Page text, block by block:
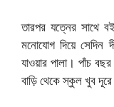
তারপর যত্নের
মনােযােগ দিয়ে
যাওয়ার পালা। পাঁচ
বাড়ি থেকে স্কুল খুব